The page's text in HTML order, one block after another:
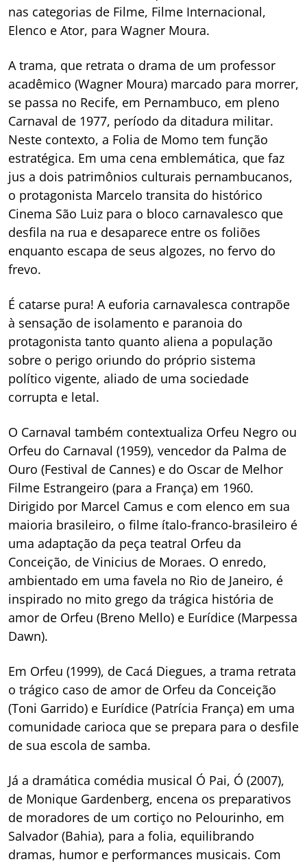
nas categorias de Filme, Filme Internacional,
Elenco e Ator, para Wagner Moura.
A trama, que retrata o drama de um professor
acadêmico (Wagner Moura) marcado para morrer,
se passa no Recife, em Pernambuco, em pleno
Carnaval de 1977, período da ditadura militar.
Neste contexto, a Folia de Momo tem função
estratégica. Em uma cena emblemática, que faz
jus a dois patrimônios culturais pernambucanos,
o protagonista Marcelo transita do histórico
Cinema São Luiz para o bloco carnavalesco que
desfila na rua e desaparece entre os foliões
enquanto escapa de seus algozes, no fervo do
frevo.
É catarse pura! A euforia carnavalesca contrapõe
à sensação de isolamento e paranoia do
protagonista tanto quanto aliena a população
sobre o perigo oriundo do próprio sistema
político vigente, aliado de uma sociedade
corrupta e letal.
O Carnaval também contextualiza Orfeu Negro ou
Orfeu do Carnaval (1959), vencedor da Palma de
Ouro (Festival de Cannes) e do Oscar de Melhor
Filme Estrangeiro (para a França) em 1960.
Dirigido por Marcel Camus e com elenco em sua
maioria brasileiro, o filme ítalo-franco-brasileiro é
uma adaptação da peça teatral Orfeu da
Conceição, de Vinicius de Moraes. O enredo,
ambientado em uma favela no Rio de Janeiro, é
inspirado no mito grego da trágica história de
amor de Orfeu (Breno Mello) e Eurídice (Marpessa
Dawn).
Em Orfeu (1999), de Cacá Diegues, a trama retrata
o trágico caso de amor de Orfeu da Conceição
(Toni Garrido) e Eurídice (Patrícia França) em uma
comunidade carioca que se prepara para o desfile
de sua escola de samba.
Já a dramática comédia musical Ó Pai, Ó (2007),
de Monique Gardenberg, encena os preparativos
de moradores de um cortiço no Pelourinho, em
Salvador (Bahia), para a folia, equilibrando
dramas, humor e performances musicais. Com